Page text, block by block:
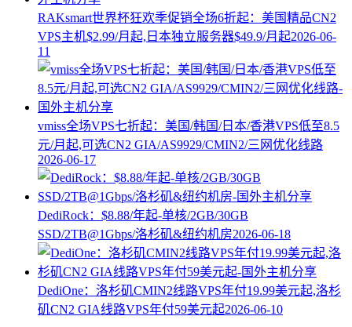
RAKsmart世界杯狂欢季促销全场6折起：美国精品CN2
VPS主机$2.99/月起,日本独立服务器$49.9/月起2026-06-
11
vmiss全场VPS七折起：美国/韩国/日本/香港VPS低至8.5
元/月起,可选CN2 GIA/AS9929/CMIN2/三网优化线路
2026-06-17
DediRock：$8.88/年起-单核/2GB/30GB
SSD/2TB@1Gbps/洛杉矶&纽约机房2026-06-18
DediOne：洛杉矶CMIN2线路VPS年付19.99美元起,洛杉
矶CN2 GIA线路VPS年付59美元起2026-06-10